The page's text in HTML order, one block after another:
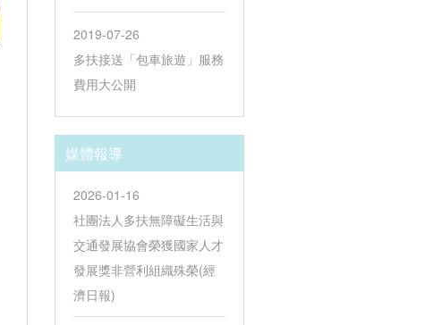
2019-07-26
多扶接送「包車旅遊」服務
費用大公開
媒體報導
2026-01-16
社團法人多扶無障礙生活與
交通發展協會榮獲國家人才
發展獎非營利組織殊榮(經
濟日報)